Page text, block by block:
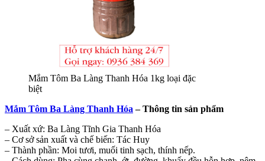
Mắm Tôm Ba Làng Thanh Hóa 1kg loại đặc
biệt
Mắm Tôm Ba Làng Thanh Hóa – Thông tin sản phẩm
– Xuất xứ: Ba Làng Tĩnh Gia Thanh Hóa
– Cơ sở sản xuất và chế biến: Tác Huy
– Thành phần: Moi tươi, muối tinh sạch, thính nếp.